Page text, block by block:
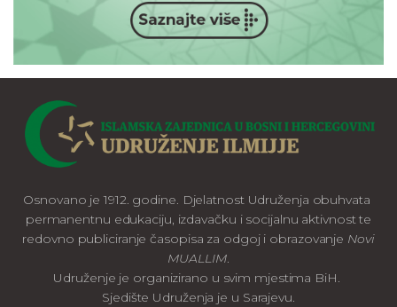
Osnovano je 1912. godine. Djelatnost Udruženja obuhvata
permanentnu edukaciju, izdavačku i socijalnu aktivnost te
redovno publiciranje časopisa za odgoj i obrazovanje Novi
MUALLIM.
Udruženje je organizirano u svim mjestima BiH.
Sjedište Udruženja je u Sarajevu.